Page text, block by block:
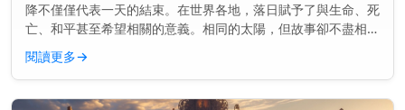
降不僅僅代表一天的結束。在世界各地，落日賦予了與生命、死
亡、和平甚至希望相關的意義。相同的太陽，但故事卻不盡相
同。 主要見解： 在各種文化中，落日常常象徵結束、反思與轉
變——但其意義會...
閱讀更多→